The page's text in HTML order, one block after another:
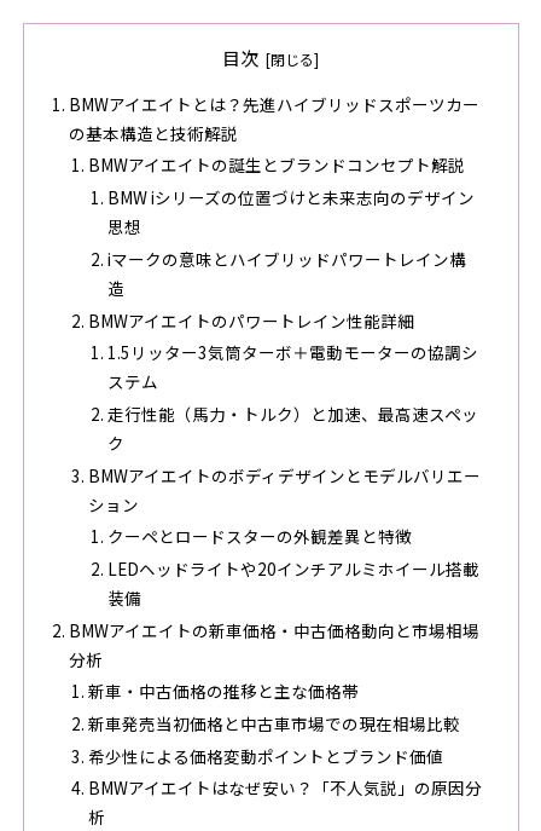
目次
BMWアイエイトとは？先進ハイブリッドスポーツカー
の基本構造と技術解説
BMWアイエイトの誕生とブランドコンセプト解説
BMW iシリーズの位置づけと未来志向のデザイン
思想
iマークの意味とハイブリッドパワートレイン構
造
BMWアイエイトのパワートレイン性能詳細
1.5リッター3気筒ターボ＋電動モーターの協調シ
ステム
走行性能（馬力・トルク）と加速、最高速スペッ
ク
BMWアイエイトのボディデザインとモデルバリエー
ション
クーペとロードスターの外観差異と特徴
LEDヘッドライトや20インチアルミホイール搭載
装備
BMWアイエイトの新車価格・中古価格動向と市場相場
分析
新車・中古価格の推移と主な価格帯
新車発売当初価格と中古車市場での現在相場比較
希少性による価格変動ポイントとブランド価値
BMWアイエイトはなぜ安い？「不人気説」の原因分
析